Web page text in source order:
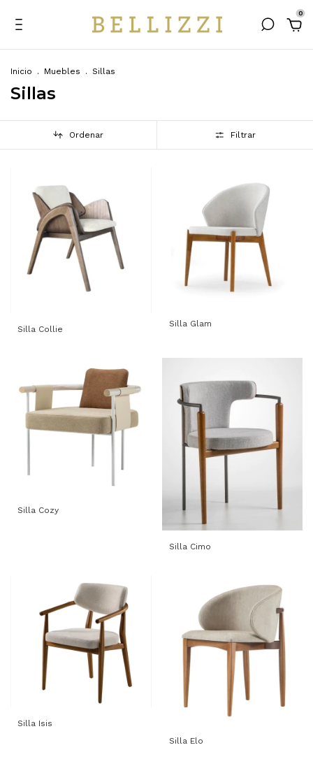
0
Inicio . Muebles . Sillas
Sillas
Ordenar Filtrar
Silla Collie
Silla Glam
Silla Cozy
Silla Cimo
Silla Isis
Silla Elo